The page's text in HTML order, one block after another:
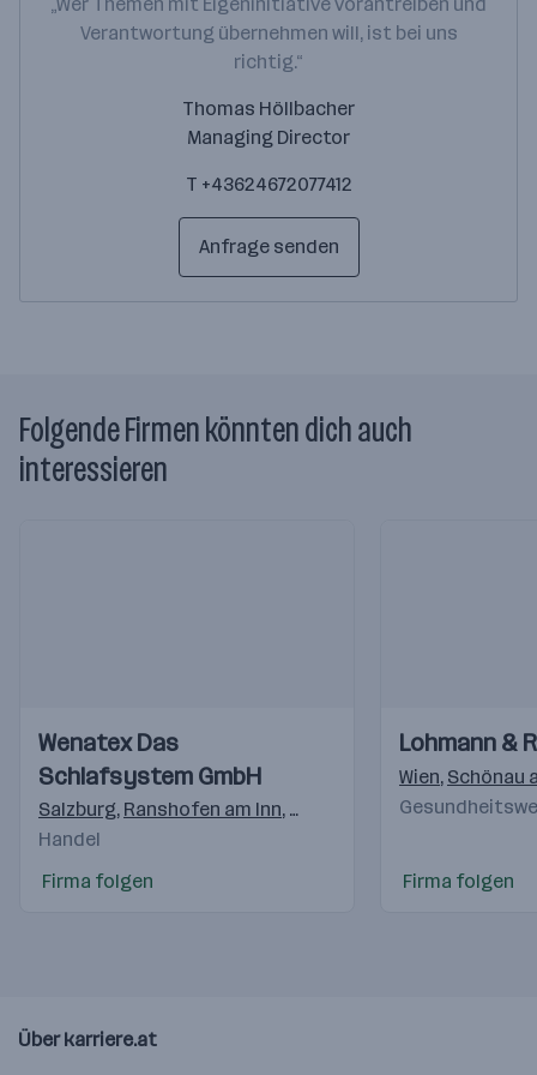
Verantwortung übernehmen will, ist bei uns
richtig.“
Thomas Höllbacher
Managing Director
T +43624672077412
Anfrage senden
Folgende Firmen könnten dich auch
interessieren
Videos
Einblicke
Einblicke
Wenatex Das
Schlafsystem GmbH
Salzburg, Ranshofen am Inn, Freilassing Langenhagen,
Handel
Firma folgen
Videos
Einblicke
Einblicke
Lohmann &
Wien, Schönau
Firma folgen
Über karriere.at